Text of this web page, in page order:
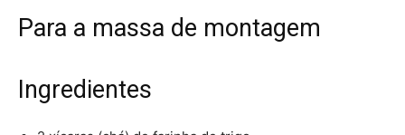
Para a massa de montagem
Ingredientes